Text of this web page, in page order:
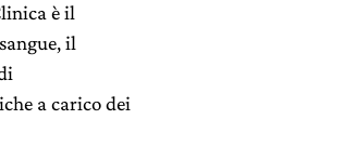
è il
il
a carico dei